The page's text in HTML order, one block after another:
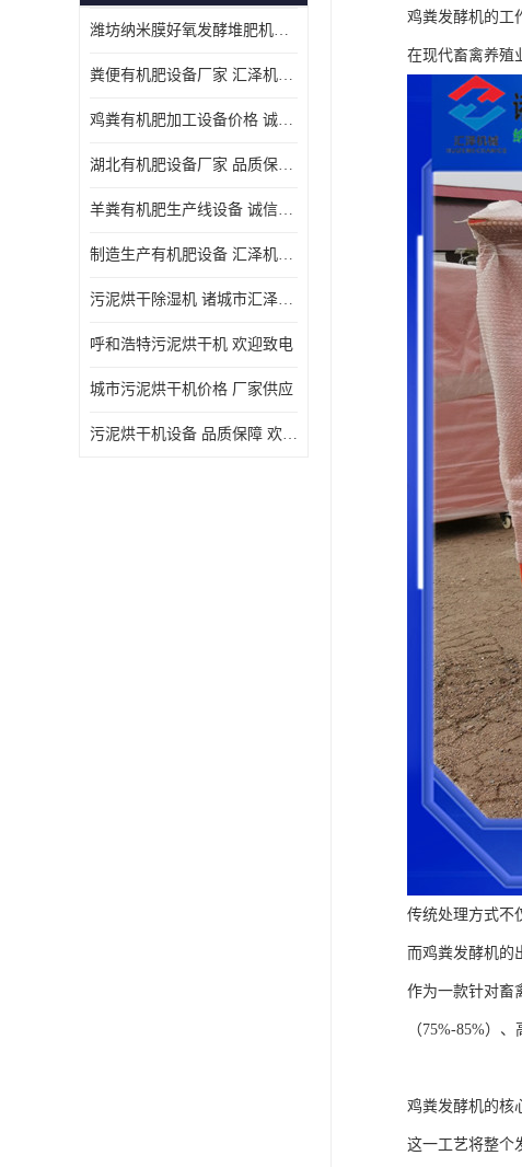
潍坊纳米膜好氧发酵堆肥机定制
粪便有机肥设备厂家 汇泽机械 免费报价
鸡粪有机肥加工设备价格 诚信卖家 致电了解
湖北有机肥设备厂家 品质保障 欢迎咨询
羊粪有机肥生产线设备 诚信卖家 致电了解
制造生产有机肥设备 汇泽机械 免费报价
污泥烘干除湿机 诸城市汇泽机械有限公司
呼和浩特污泥烘干机 欢迎致电
城市污泥烘干机价格 厂家供应
污泥烘干机设备 品质保障 欢迎咨询
鸡粪发酵机的工
在现代畜禽养殖
传统处理方式不
而鸡粪发酵机的
作为一款针对畜
（75%-85%）
鸡粪发酵机的核
这一工艺将整个